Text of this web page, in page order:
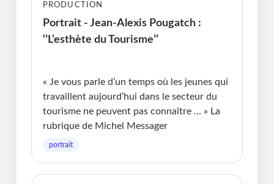
PRODUCTION
Portrait - Jean-Alexis Pougatch :
‘’L’esthète du Tourisme’’
« Je vous parle d’un temps où les jeunes qui
travaillent aujourd’hui dans le secteur du
tourisme ne peuvent pas connaître … » La
rubrique de Michel Messager
portrait